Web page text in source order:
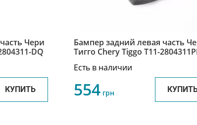
Чери
DQ
КУПИТЬ
Бампер задний левая часть
Тигго Chery Tiggo T11-
Есть в наличии
554 грн